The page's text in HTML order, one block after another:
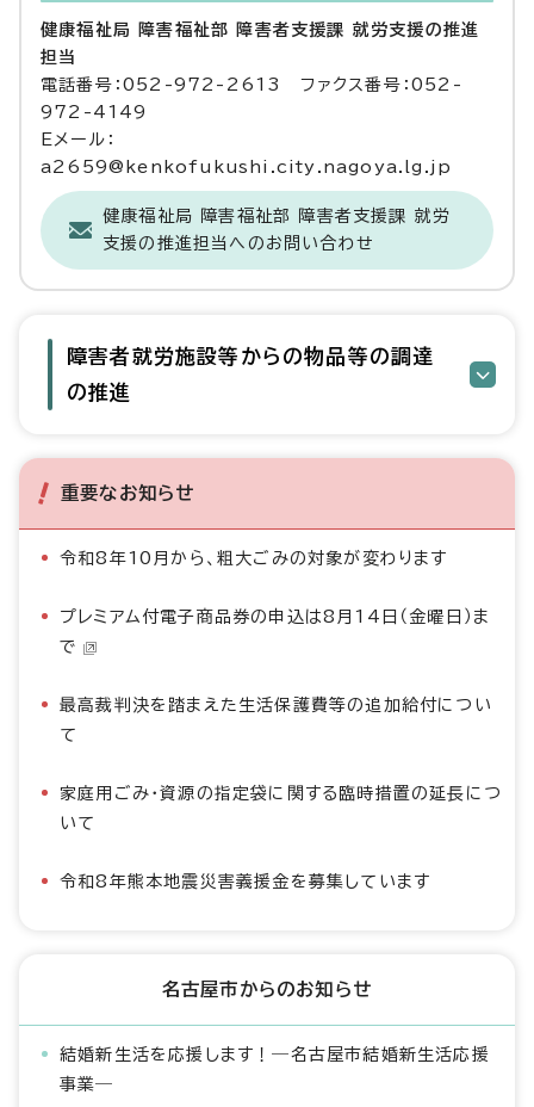
健康福祉局 障害福祉部 障害者支援課 就労支援の推進
担当
電話番号：052-972-2613 ファクス番号：052-
972-4149
Eメール：
a2659@kenkofukushi.city.nagoya.lg.jp
健康福祉局 障害福祉部 障害者支援課 就労
支援の推進担当へのお問い合わせ
障害者就労施設等からの物品等の調達
の推進
重要なお知らせ
令和8年10月から、粗大ごみの対象が変わります
プレミアム付電子商品券の申込は8月14日（金曜日）ま
で
最高裁判決を踏まえた生活保護費等の追加給付につい
て
家庭用ごみ・資源の指定袋に関する臨時措置の延長につ
いて
令和8年熊本地震災害義援金を募集しています
名古屋市からのお知らせ
結婚新生活を応援します！―名古屋市結婚新生活応援
事業―